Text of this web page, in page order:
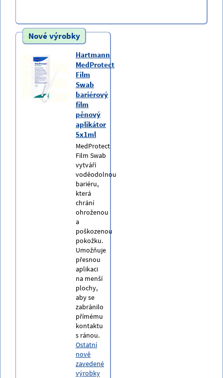
Nové výrobky
Hartmann
MedProtect
Film
Swab
bariérový
film
pěnový
aplikátor
5x1ml
MedProtect
Film Swab
vytváří
voděodolnou
bariéru,
která
chrání
ohroženou
a
poškozenou
pokožku.
Umožňuje
přesnou
aplikaci
na menší
plochy,
aby se
zabránilo
přímému
kontaktu
s ránou.
Ostatní
nově
zavedené
výrobky